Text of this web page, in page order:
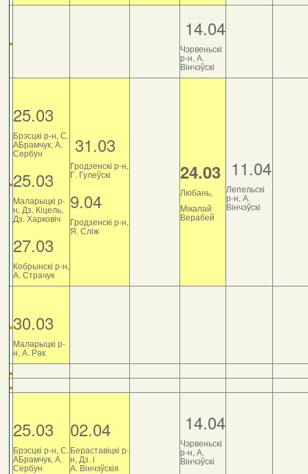
14.04
Чэрвеньскі
р-н, А.
Вінчэўскі
25.03
Брэсцкі р-н, С.
АБрамчук, А.
Сербун
25.03
Маларыцкі р-
н, Дз. Кіцель,
Дз. Харковіч
27.03
Кобрынскі р-н,
А. Страчук
31.03
Гродзенскі р-н,
Г. Гулеўскі
9.04
Гродзенскі р-н,
Я. Сліж
24.03
Любань,
Мікалай
Верабей
11.04
Лепельскі
р-н, А.
Вінчэўскі
30.03
Маларыцкі р-
н, А. Рак
25.03
Брэсцкі р-н, С.
АБрамчук, А.
Сербун
02.04
Бераставіцкі р-
н, Дз. і
А. Вінчэўскія
14.04
Чэрвеньскі
р-н, А.
Вінчэўскі